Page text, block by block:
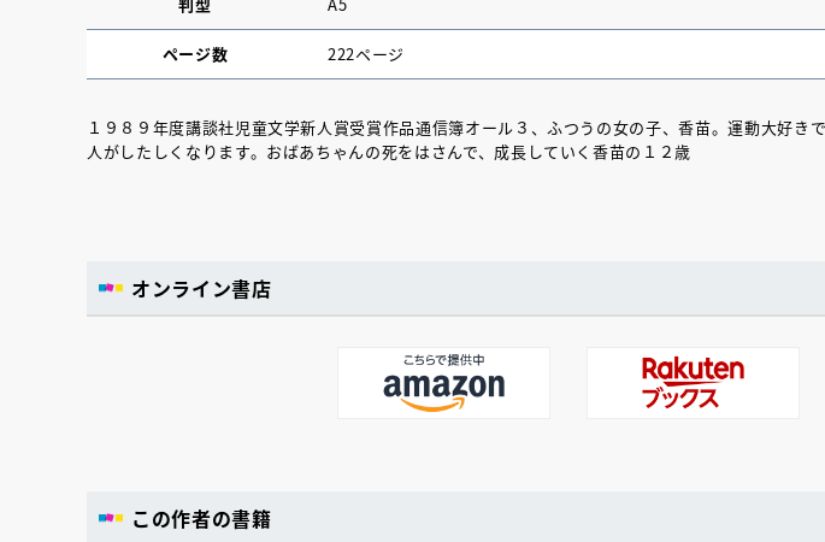
ページ数 222ページ
１９８９年度講談社児童文学新人賞受賞作品通信簿オール３、ふつうの女の子、香苗。運動大好き
人がしたしくなります。おばあちゃんの死をはさんで、成長していく香苗の１２歳
オンライン書店
この作者の書籍